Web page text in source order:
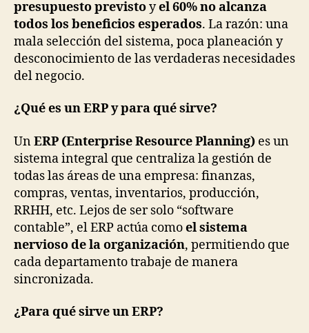
presupuesto previstoyel 60% no alcanza
todos los beneficios esperados. La razón: una
mala selección del sistema, poca planeación y
desconocimiento de las verdaderas necesidades
del negocio.
¿Qué es un ERP y para qué sirve?
UnERP (Enterprise Resource Planning) es un
sistema integral que centraliza la gestión de
todas las áreas de una empresa: finanzas,
compras, ventas, inventarios, producción,
RRHH, etc. Lejos de ser solo “software
contable”, el ERP actúa comoel sistema
nervioso de la organización, permitiendo que
cada departamento trabaje de manera
sincronizada.
¿Para qué sirve un ERP?